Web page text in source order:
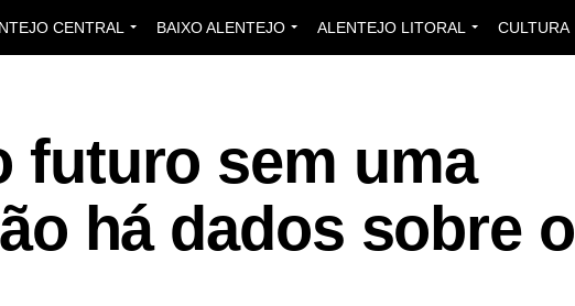
CENTRAL BAIXO ALENTEJO ALENTEJO LITORAL CULTURA
futuro sem uma
há dados sobre o